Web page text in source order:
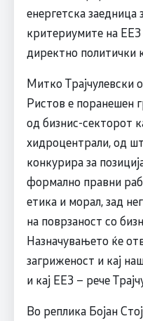
енергетска заедница
критериумите на ЕЕЗ
директно
Митко Трајчулевски
Ристов е поранешен
од бизнис-секторот
хидроцентрали, од
конкурира за
формално правни
етика и морал, зад
на поврзаност со
Назначувањето ќе
загриженост и кај
и кај ЕЕЗ – рече
Во реплика Бојан